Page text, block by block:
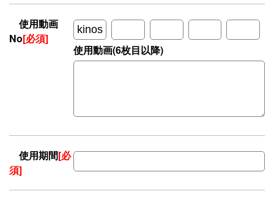
使用動画
No[必須]
使用動画(6枚目以降)
使用期間[必
須]